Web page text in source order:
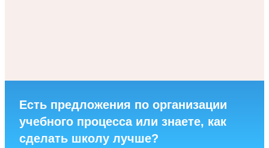
Есть предложения по организации
учебного процесса или знаете, как
сделать школу лучше?